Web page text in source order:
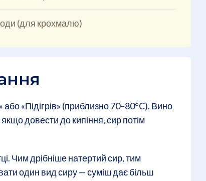
(для крохмалю)
«Підігрів» (приблизно 70–80°C). Вино
довести до кипіння, сир потім
Чим дрібніше натертий сир, тим
один вид сиру — суміш дає більш